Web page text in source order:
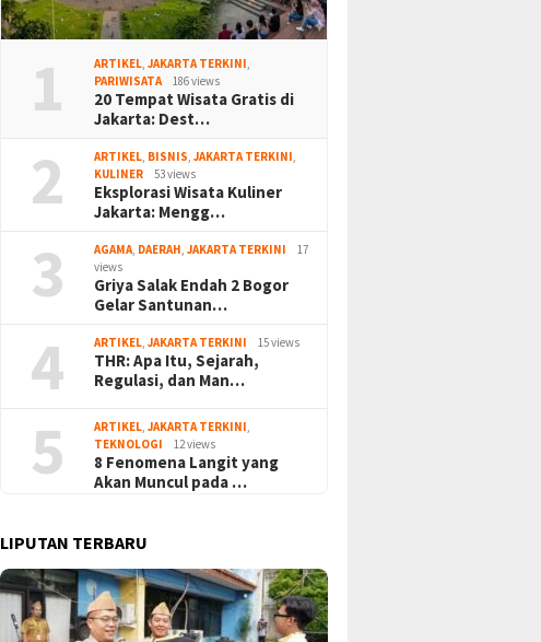
1 ARTIKEL ,JAKARTA TERKINI
PARIWISATA
186 views
20 Tempat Wisata Gratis di
Jakarta: Dest…
2 ARTIKEL BISNIS ,JAKARTA TERKINI
KULINER
53 views
Eksplorasi Wisata Kuliner
Jakarta: Mengg…
3 AGAMA DAERAH ,JAKARTA TERKINI
17
views
Griya Salak Endah 2 Bogor
Gelar Santunan…
4 ARTIKEL ,JAKARTA TERKINI 15 views
THR: Apa Itu, Sejarah,
Regulasi, dan Man…
5 ARTIKEL ,JAKARTA TERKINI
TEKNOLOGI
12 views
8 Fenomena Langit yang
Akan Muncul pada …
LIPUTAN TERBARU